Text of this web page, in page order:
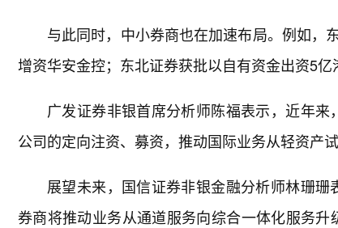
与此同时，中小券商也在加速布局。例如，
增资华安金控；东北证券获批以自有资金出资5
广发证券非银首席分析师陈福表示，近年
公司的定向注资、募资，推动国际业务从轻资产
展望未来，国信证券非银金融分析师林珊
券商将推动业务从通道服务向综合一体化服务